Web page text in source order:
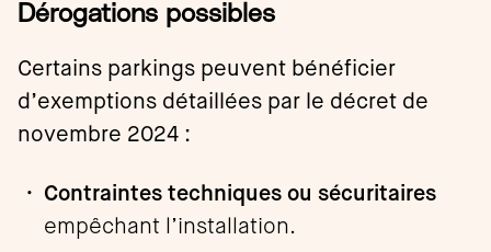
Dérogations possibles
Certains parkings peuvent bénéficier
d’exemptions détaillées par le décret de
novembre 2024 :
Contraintes techniques ou sécuritaires
empêchant l’installation.